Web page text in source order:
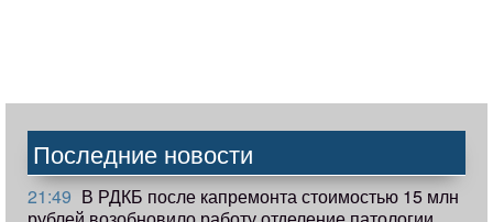
Последние новости
21:49 В РДКБ после капремонта стоимостью 15 млн